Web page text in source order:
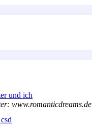
und ich
www.romanticdreams.de